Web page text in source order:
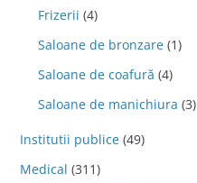
Frizerii (4)
Saloane de bronzare (1)
Saloane de coafură (4)
Saloane de manichiura (3)
Institutii publice (49)
Medical (311)